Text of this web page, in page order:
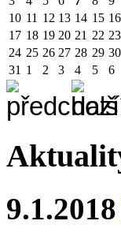
10 11 12 13 14 15 16
17 18 19 20 21 22 23
24 25 26 27 28 29 30
31 1 2 3 4 5 6
9.1.2018